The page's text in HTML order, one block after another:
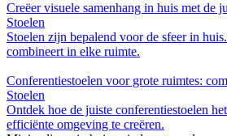
Creëer visuele samenhang in huis met de
Stoelen
Stoelen zijn bepalend voor de sfeer in
combineert in elke ruimte.
Conferentiestoelen voor grote ruimtes:
Stoelen
Ontdek hoe de juiste conferentiestoelen
efficiënte omgeving te creëren.